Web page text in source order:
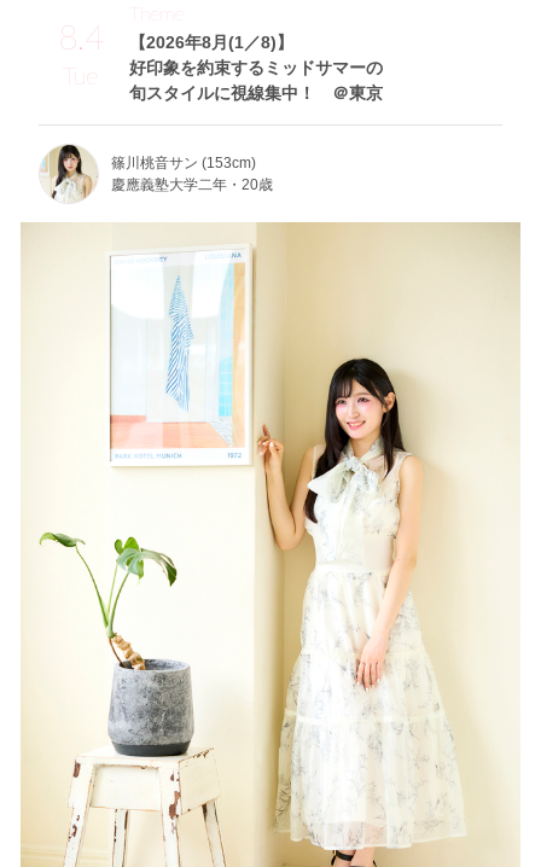
8.4
Tue
【2026年8月(1／8)】
好印象を約束するミッドサマーの
旬スタイルに視線集中！ ＠東京
Theme
篠川桃音サン (153cm)
慶應義塾大学二年・20歳